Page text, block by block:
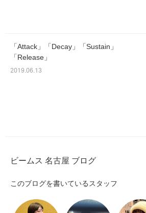
「Attack」「Decay」「Sustain」
「Release」
2019.06.13
ビームス 名古屋 ブログ
このブログを書いているスタッフ